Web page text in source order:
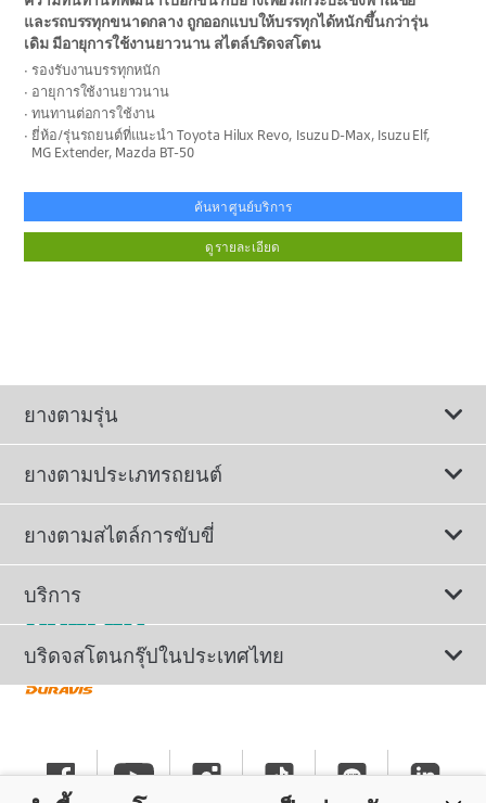
และรถบรรทุกขนาดกลาง ถูกออกแบบให้บรรทุกได้หนักขึ้นกว่ารุ่น
เดิม มีอายุการใช้งานยาวนาน สไตล์บริดจสโตน
รองรับงานบรรทุกหนัก
อายุการใช้งานยาวนาน
ทนทานต่อการใช้งาน
ยี่ห้อ/รุ่นรถยนต์ที่แนะนำ Toyota Hilux Revo, Isuzu D-Max, Isuzu Elf,
MG Extender, Mazda BT-50
ค้นหาศูนย์บริการ
ดูรายละเอียด
ยางตามรุ่น
ยางตามประเภทรถยนต์
ดูยางทั้งหมด
ยางรถยนต์นั่ง
ยางรถ SUV/CUV/4x4
ยางรถบรรทุกและรถโดยสาร
ยางตามสไตล์การขับขี่
ยางรถยนต์นุ่มเงียบ
ยางสปอร์ตสมรรถนะสูง
ยางรถยนต์ประหยัดน้ำมัน
ยางรถออฟโรด
บริการ
ติดต่อเรา
บริดจสโตนกรุ๊ปในประเทศไทย
ข่าวประชาสัมพันธ์